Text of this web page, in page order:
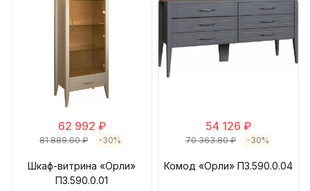
62 992 ₽
81 889.60 ₽ -30%
Шкаф-витрина «Орли»
П3.590.0.01
54 126 ₽
70 363.80 ₽ -30%
Комод «Орли» П3.590.0.04